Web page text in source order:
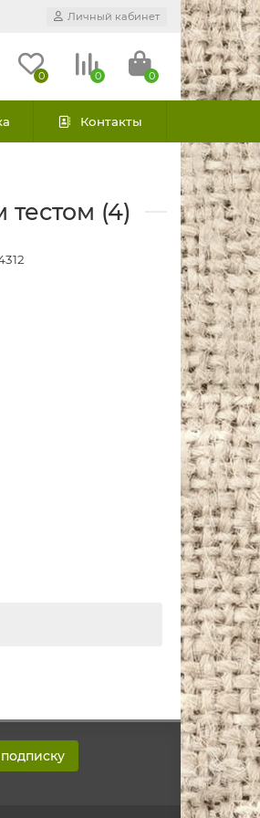
Личный кабинет
0 0 0
Контакты
(4)